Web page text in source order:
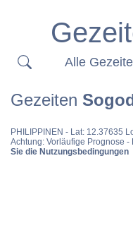
Alle
Gezeiten
PHILIPPINEN - Lat: 12.37635
Achtung: Vorläufige Prognose
Sie die Nutzungsbedingungen